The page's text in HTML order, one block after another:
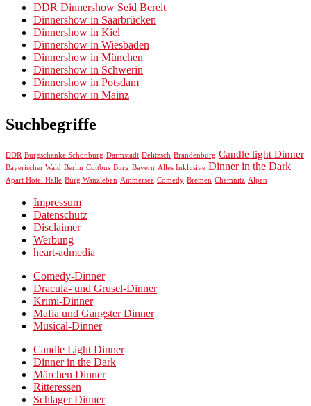
DDR Dinnershow Seid Bereit
Dinnershow in Saarbrücken
Dinnershow in Kiel
Dinnershow in Wiesbaden
Dinnershow in München
Dinnershow in Schwerin
Dinnershow in Potsdam
Dinnershow in Mainz
Suchbegriffe
DDR Burgschänke Schönburg Darmstadt Delitzsch Brandenburg Candle light Dinner
Bayerischer Wald Berlin Cottbus Burg Bayern Alles Inklusive Dinner in the Dark
Apart Hotel Halle Burg Wanzleben Ammersee Comedy Bremen Chemnitz Alpen
Impressum
Datenschutz
Disclaimer
Werbung
heart-admedia
Comedy-Dinner
Dracula- und Grusel-Dinner
Krimi-Dinner
Mafia und Gangster Dinner
Musical-Dinner
Candle Light Dinner
Dinner in the Dark
Märchen Dinner
Ritteressen
Schlager Dinner